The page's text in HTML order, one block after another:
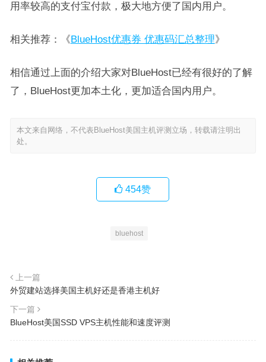
用率较高的支付宝付款，极大地方便了国内用户。
相关推荐：《BlueHost优惠券 优惠码汇总整理》
相信通过上面的介绍大家对BlueHost已经有很好的了解
了，BlueHost更加本土化，更加适合国内用户。
本文来自网络，不代表BlueHost美国主机评测立场，转载请注明出
处。
454赞
bluehost
上一篇
外贸建站选择美国主机好还是香港主机好
下一篇
BlueHost美国SSD VPS主机性能和速度评测